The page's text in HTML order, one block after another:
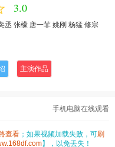
3.0
丞 张檬 唐一菲 姚刚 杨猛 修宗
主演作品
手机电脑在线观看
查看 ；如果视频加载失败，可刷
】，以免丢失！